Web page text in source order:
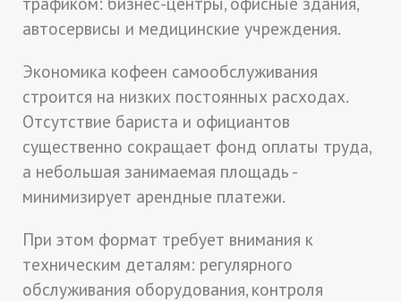
автосервисы и медицинские учреждения.
Экономика кофеен самообслуживания
строится на низких постоянных расходах.
Отсутствие бариста и официантов
существенно сокращает фонд оплаты труда,
а небольшая занимаемая площадь -
минимизирует арендные платежи.
При этом формат требует внимания к
техническим деталям: регулярного
обслуживания оборудования, контроля